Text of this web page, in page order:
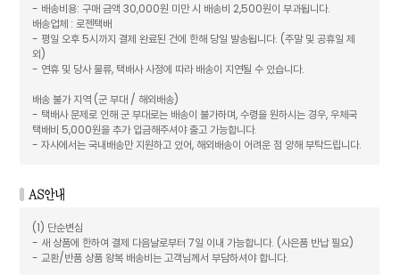
- 배송비용: 구매 금액 30,000원 미만 시 배송비 2,500원이 부과됩니다.
배송업체 : 로젠택배
- 평일 오후 5시까지 결제 완료된 건에 한해 당일 발송됩니다. (주말 및 공휴일 제
외)
- 연휴 및 당사 물류, 택배사 사정에 따라 배송이 지연될 수 있습니다.
배송 불가 지역 (군 부대 / 해외배송)
- 택배사 문제로 인해 군 부대로는 배송이 불가하며, 수령을 원하시는 경우, 우체국
택배비 5,000원을 추가 입금해주셔야 출고 가능합니다.
- 자사에서는 국내배송만 지원하고 있어, 해외배송이 어려운 점 양해 부탁드립니다.
(1) 단순변심
- 새 상품에 한하여 결제 다음날로부터 7일 이내 가능합니다. (사은품 반납 필요)
- 교환/반품 상품 왕복 배송비는 고객님께서 부담하셔야 합니다.